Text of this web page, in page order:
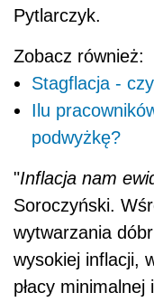
Pytlarczyk.
Zobacz również:
Stagflacja -
Ilu
podwyżkę?
"Inflacja nam
Soroczyński.
wytwarzania
wysokiej inflacji,
płacy